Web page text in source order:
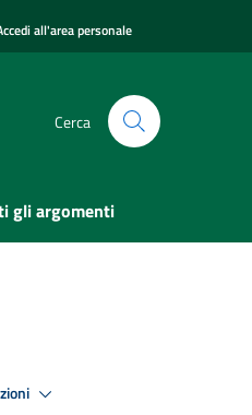
all'area personale
Cerca
gli argomenti